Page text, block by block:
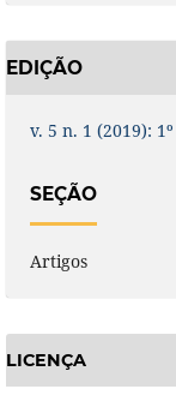
EDIÇÃO
v. 5 n. 1 (2019):
SEÇÃO
Artigos
LICENÇA